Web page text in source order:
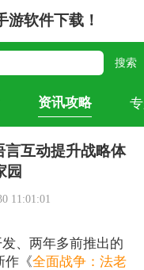
游软件下载！
资讯攻略
互动提升战略体
园
11:01:01
、两年多前推出的
作《全面战争：法老